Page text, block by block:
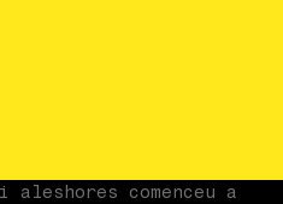
comenceu a